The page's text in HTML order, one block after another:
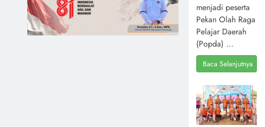
menjadi peserta
Pekan Olah Raga
Pelajar Daerah
(Popda) ...
Baca Selanjutnya